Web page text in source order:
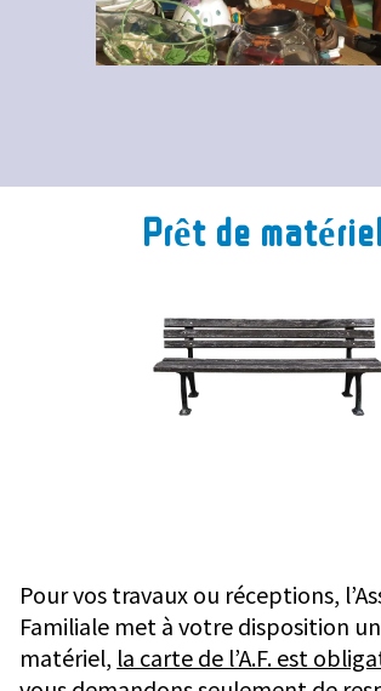
Prêt de
Pour vos travaux ou réceptions,
Familiale met à votre disposition
matériel, la carte de l’A.F. est